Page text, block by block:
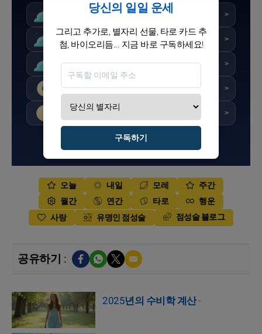
점수 : 4.4/10★★☆☆☆ >
내일 점수 : 5.2/10★★★☆☆ >
모레 점수 : 4.8/10★★☆☆☆ >
이번 주 점수 : 4.5/10★★☆☆☆ >
이번 달 >
뉴스레터 구독하기
오늘 내일 모레
주간
월간
연간 타로
행운
사랑
유명인 점성술 점성술 블로그
공유하기 :
2025년의 수비학 계산-
당신의 일일 운세
그리고 추가로, 별자리 선물, 타로 카드 추
첨, 바이오리듬... 지금 바로 구독하세요!
구독하기